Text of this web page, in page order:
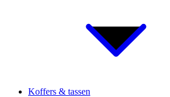
Koffers & tassen